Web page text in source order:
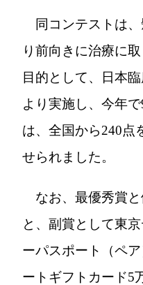
同コンテストは、
り前向きに治療に
目的として、日本
より実施し、今年
は、全国から240点
せられました。
なお、最優秀賞と
と、副賞として東
ーパスポート（ペ
ートギフトカード5